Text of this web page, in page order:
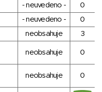
- neuvedeno -
0
- neuvedeno -
0
neobsahuje
3
neobsahuje 0
neobsahuje 0